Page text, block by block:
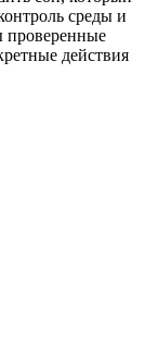
среды и
проверенные
действия